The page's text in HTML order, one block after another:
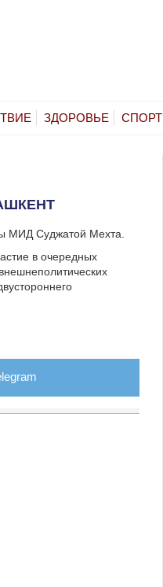
ЗДОРОВЬЕ СПОРТ
МИД Суджатой Мехта.
в очередных